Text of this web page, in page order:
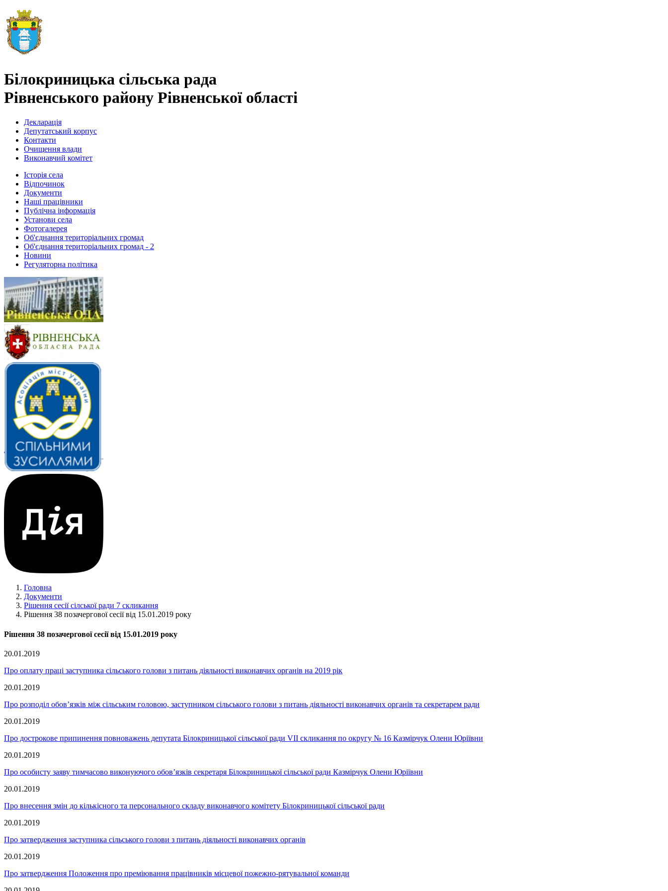
Білокриницька сільська рада
Рівненського району Рівненської області
Декларація
Депутатський корпус
Контакти
Очищення влади
Виконавчий комітет
Історія села
Відпочинок
Документи
Наші працівники
Публічна інформація
Установи села
Фотогалерея
Об'єднання територіальних громад
Об'єднання територіальних громад - 2
Новини
Регуляторна політика
Головна
Документи
Рішення сесії сілської ради 7 скликання
Рішення 38 позачергової сесії від 15.01.2019 року
Рішення 38 позачергової сесії від 15.01.2019 року
20.01.2019
Про оплату праці заступника сільського голови з питань діяльності виконавчих органів на 2019 рік
20.01.2019
Про розподіл обов’язків між сільським головою, заступником сільського голови з питань діяльності виконавчих органів та секретарем ради
20.01.2019
Про дострокове припинення повноважень депутата Білокриницької сільської ради VІI скликання по округу № 16 Казмірчук Олени Юріївни
20.01.2019
Про особисту заяву тимчасово виконуючого обов’язків секретаря Білокриницької сільської ради Казмірчук Олени Юріївни
20.01.2019
Про внесення змін до кількісного та персонального складу виконавчого комітету Білокриницької сільської ради
20.01.2019
Про затвердження заступника сільського голови з питань діяльності виконавчих органів
20.01.2019
Про затвердження Положення про преміювання працівників місцевої пожежно-рятувальної команди